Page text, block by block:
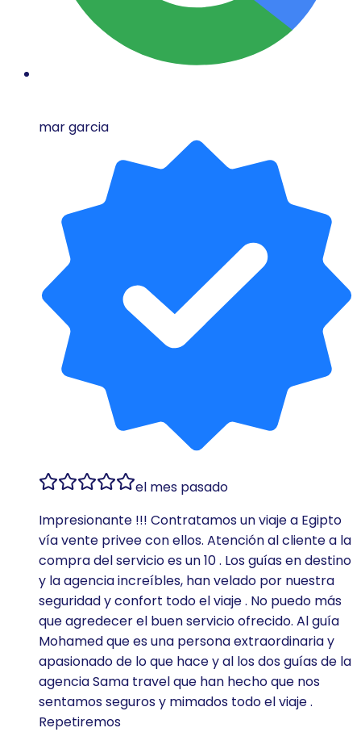
mar garcia
el mes pasado
Impresionante !!! Contratamos un viaje a Egipto
vía vente privee con ellos. Atención al cliente a la
compra del servicio es un 10 . Los guías en destino
y la agencia increíbles, han velado por nuestra
seguridad y confort todo el viaje . No puedo más
que agredecer el buen servicio ofrecido. Al guía
Mohamed que es una persona extraordinaria y
apasionado de lo que hace y al los dos guías de la
agencia Sama travel que han hecho que nos
sentamos seguros y mimados todo el viaje .
Repetiremos